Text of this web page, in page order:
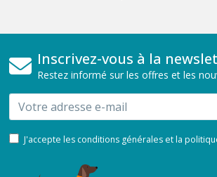
Inscrivez-vous à la
Restez informé sur les offres et les
Email
J'accepte les conditions générales et la